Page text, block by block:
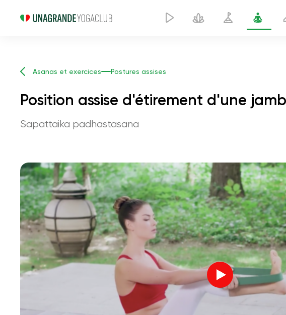
Asanas et exercices Postures assises
Position assise d'étirement d'une
Sapattaika padhastasana
le vol de
paix
rêves du
fraîcheur
pluie d'été